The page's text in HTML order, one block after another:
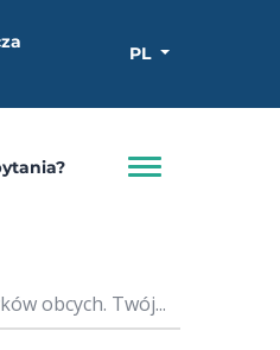
PL
obcych. Twój...